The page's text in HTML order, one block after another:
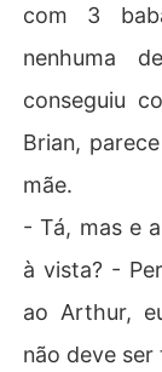
com 3
nenhuma
conseguiu
Brian,
mãe.
- Tá, mas e
à vista? -
ao Arthur,
não deve ser